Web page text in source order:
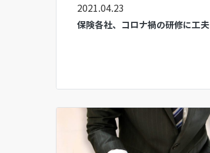
2021.04.23
保険各社、コロナ禍の研修に工夫